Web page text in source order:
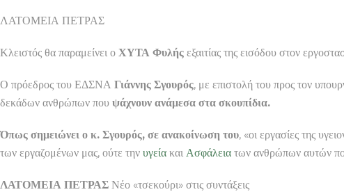
ΛΑΤΟΜΕΙΑ ΠΕΤΡΑΣ
Κλειστός θα παραμείνει ο ΧΥΤΑ Φυλής εξαιτίας της εισόδου στον
Ο πρόεδρος του ΕΔΣΝΑ Γιάννης Σγουρός, με επιστολή του προς τον
δεκάδων ανθρώπων που ψάχνουν ανάμεσα στα σκουπίδια.
Όπως σημειώνει ο κ. Σγουρός, σε ανακοίνωση του, «οι εργασίες της
των εργαζομένων μας, ούτε την υγεία και Ασφάλεια των ανθρώπων αυτών
ΛΑΤΟΜΕΙΑ ΠΕΤΡΑΣ Νέο «τσεκούρι» στις συντάξεις